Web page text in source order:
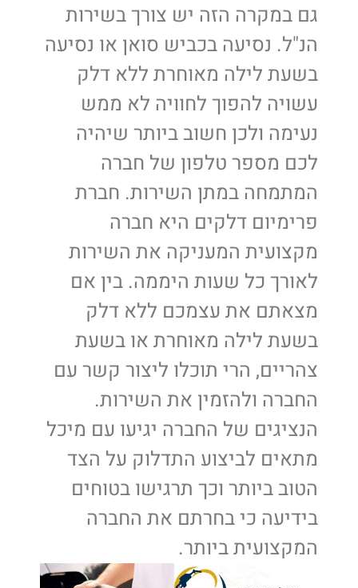
גם במקרה הזה יש צורך בשירות
הנ"ל. נסיעה בכביש סואן או נסיעה
בשעת לילה מאוחרת ללא דלק
עשויה להפוך לחוויה לא ממש
נעימה ולכן חשוב ביותר שיהיה
לכם מספר טלפון של חברה
המתמחה במתן השירות. חברת
פרימיום דלקים היא חברה
מקצועית המעניקה את השירות
לאורך כל שעות היממה. בין אם
מצאתם את עצמכם ללא דלק
בשעת לילה מאוחרת או בשעת
צהריים, הרי תוכלו ליצור קשר עם
החברה ולהזמין את השירות.
הנציגים של החברה יגיעו עם מיכל
מתאים לביצוע התדלוק על הצד
הטוב ביותר וכך תרגישו בטוחים
בידיעה כי בחרתם את החברה
המקצועית ביותר.